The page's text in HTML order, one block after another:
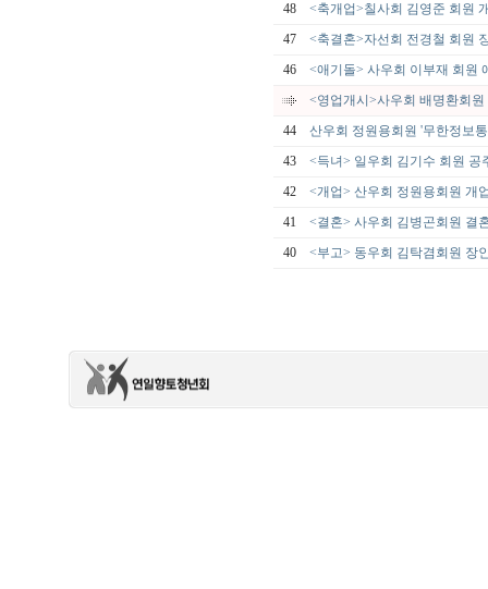
48
<축개업>칠사회 김영준 회원
47
<축결혼>자선회 전경철 회원
46
<애기돌> 사우회 이부재 회원
<영업개시>사우회 배명환회
44
산우회 정원용회원 '무한정보
43
<득녀> 일우회 김기수 회원 공
42
<개업> 산우회 정원용회원 개
41
<결혼> 사우회 김병곤회원 결
40
<부고> 동우회 김탁겸회원 장